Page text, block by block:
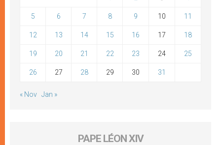
5 6 7 8 9 10 11
12 13 14 15 16 17 18
19 20 21 22 23 24 25
26 27 28 29 30 31
« Nov Jan »
PAPE LÉON XIV